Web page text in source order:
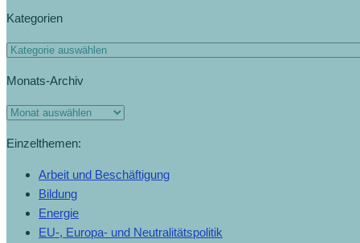
Kategorien
Monats-Archiv
Einzelthemen:
Arbeit und Beschäftigung
Bildung
Energie
EU-, Europa- und Neutralitätspolitik